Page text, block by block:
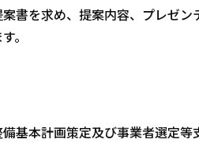
書を求め、提案内容、プレゼ
。
基本計画策定及び事業者選定等